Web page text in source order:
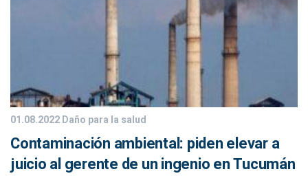
01.08.2022Daño para la salud
Contaminación ambiental: piden elevar a
juicio al gerente de un ingenio en Tucumán